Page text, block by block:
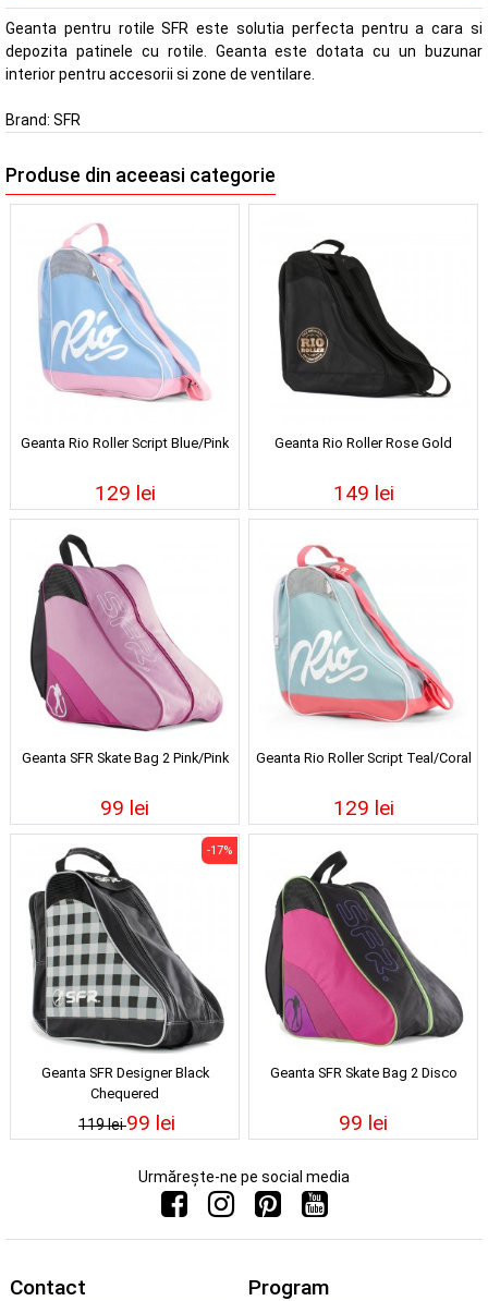
Geanta pentru rotile SFR este solutia perfecta pentru a cara si
depozita patinele cu rotile. Geanta este dotata cu un buzunar
interior pentru accesorii si zone de ventilare.
Brand: SFR
Produse din aceeasi categorie
Geanta Rio Roller Script Blue/Pink
129 lei
Geanta Rio Roller Rose Gold
149 lei
Geanta SFR Skate Bag 2 Pink/Pink
99 lei
Geanta Rio Roller Script Teal/Coral
129 lei
Geanta SFR Designer Black
Chequered
119 lei
-17%
99 lei
Geanta SFR Skate Bag 2 Disco
99 lei
Urmărește-ne pe social media
Contact Program